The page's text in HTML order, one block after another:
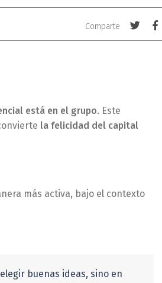
Comparte
con
está en el grupo. Este
la felicidad del capital
más activa, bajo el contexto
buenas ideas, sino en